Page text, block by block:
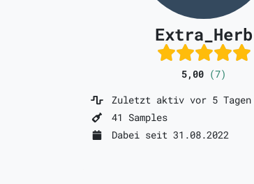
Extra_Herb
5,00 (7)
Zuletzt aktiv vor 5 Tagen
41 Samples
Dabei seit 31.08.2022